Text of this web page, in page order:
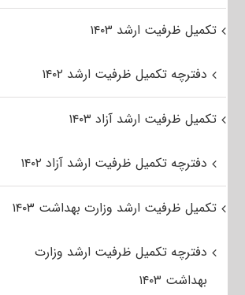
تکمیل ظرفیت ارشد ۱۴۰۳
دفترچه تکمیل ظرفیت ارشد ۱۴۰۲
تکمیل ظرفیت ارشد آزاد ۱۴۰۳
دفترچه تکمیل ظرفیت ارشد آزاد ۱۴۰۲
تکمیل ظرفیت ارشد وزارت بهداشت ۱۴۰۳
دفترچه تکمیل ظرفیت ارشد وزارت
بهداشت ۱۴۰۳